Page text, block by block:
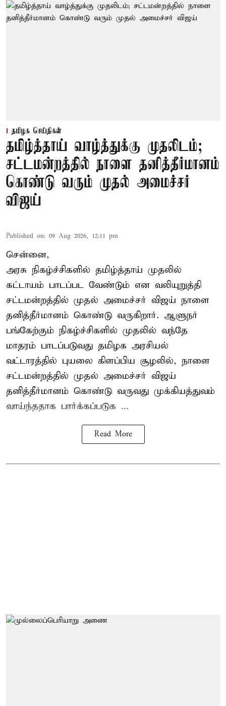
தமிழக செய்திகள்
தமிழ்த்தாய் வாழ்த்துக்கு முதலிடம்;
சட்டமன்றத்தில் நாளை தனித்தீர்மானம்
கொண்டு வரும் முதல் அமைச்சர்
விஜய்
Published on: 09 Aug 2026, 12:11 pm
சென்னை,
அரசு நிகழ்ச்சிகளில் தமிழ்த்தாய் முதலில்
கட்டாயம் பாடப்பட வேண்டும் என வலியுறுத்தி
சட்டமன்றத்தில் முதல் அமைச்சர் விஜய் நாளை
தனித்தீர்மானம் கொண்டு வருகிறார். ஆளுநர்
பங்கேற்கும் நிகழ்ச்சிகளில் முதலில் வந்தே
மாதரம் பாடப்படுவது தமிழக அரசியல்
வட்டாரத்தில் புயலை கிளப்பிய சூழலில், நாளை
சட்டமன்றத்தில் முதல் அமைச்சர் விஜய்
தனித்தீர்மானம் கொண்டு வருவது முக்கியத்துவம்
வாய்ந்ததாக பார்க்கப்படுக ...
Read More